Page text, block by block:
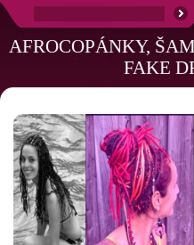
AFROCOPÁNKY,
FAKE